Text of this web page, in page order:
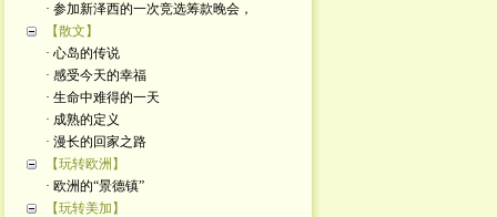
· 参加新泽西的一次竞选筹款晚会，
【散文】
· 心岛的传说
· 感受今天的幸福
· 生命中难得的一天
· 成熟的定义
· 漫长的回家之路
【玩转欧洲】
· 欧洲的“景德镇”
【玩转美加】